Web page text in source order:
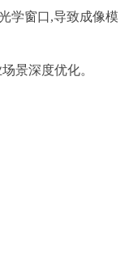
学窗口,导致成像模
景深度优化。